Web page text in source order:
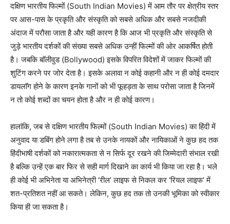
दक्षिण भारतीय फिल्मों (South Indian Movies) में आम तौर पर क्षेत्रीय स्तर
पर आस-पास के प्रकृति और संस्कृति को सबसे अधिक और सबसे नजदीकी
अंदाज में परौसा जाता है और यही कारण है कि आज भी प्रकृति और संस्कृति से
जुड़े भारतीय दर्शकों की संख्या सबसे अधिक उन्हीं फिल्मों की ओर आकर्षित होती
है। जबकि बाॅलीवुड (Bollywood) इसके विपरित विदेशों में जाकर फिल्मों की
शुटिंग करने पर जोर देता है। इसके अलावा न कोई कहानी और न ही कोई दमदार
डायलाॅग होने के कारण इनके गानों को भी फूहड़ता के साथ परोसा जाता है जिनमें
न तो कोई शब्दों का चयन होता है और न ही कोई कारण।
हालांकि, जब से दक्षिण भारतीय फिल्मों (South Indian Movies) का हिंदी में
अनुवाद या डबिंग होने लगा है तब से उनके नायकों और नायिकाओं ने कुछ हद तक
हिंदीभाषी दर्शकों को नकारात्मकता से न सिर्फ दूर रखने की जिम्मेदारी संभाल रखी
है बल्कि उन्हें एक बार फिर से सही मार्ग दिखाने का कार्य भी किया जा रहा है। भले
ही कोई भी अभिनेता या अभिनेत्री ‘रील’ लाइफ से निकल कर ‘रियल लाइफ’ में
शत-प्रतिशत नहीं आ सकते। लेकिन, कुछ हद तक तो उनकी भूमिका को स्वीकार
किया ही जा सकता है।